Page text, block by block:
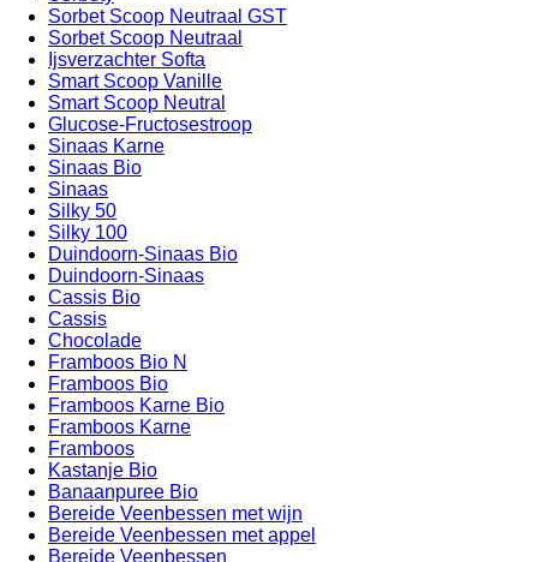
Sorbet Scoop Neutraal GST
Sorbet Scoop Neutraal
Ijsverzachter Softa
Smart Scoop Vanille
Smart Scoop Neutral
Glucose-Fructosestroop
Sinaas Karne
Sinaas Bio
Sinaas
Silky 50
Silky 100
Duindoorn-Sinaas Bio
Duindoorn-Sinaas
Cassis Bio
Cassis
Chocolade
Framboos Bio N
Framboos Bio
Framboos Karne Bio
Framboos Karne
Framboos
Kastanje Bio
Banaanpuree Bio
Bereide Veenbessen met wijn
Bereide Veenbessen met appel
Bereide Veenbessen